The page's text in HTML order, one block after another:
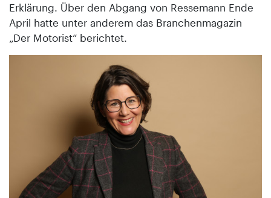
Erklärung. Über den Abgang von Ressemann Ende
April hatte unter anderem das Branchenmagazin
„Der Motorist“ berichtet.